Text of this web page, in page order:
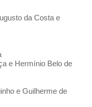
da Costa e
e Hermínio Belo de
e Guilherme de